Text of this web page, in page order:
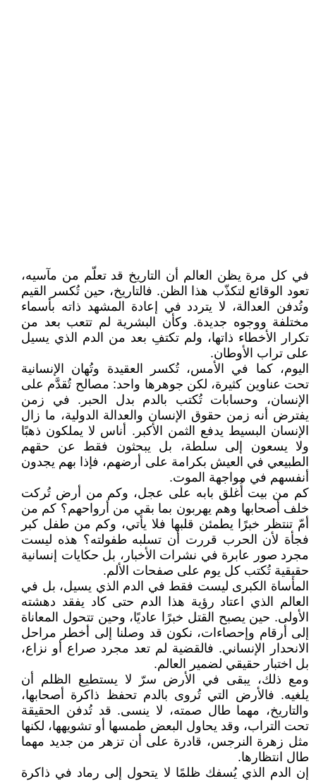
في كل مرة يظن العالم أن التاريخ قد تعلّم من مآسيه،
تعود الوقائع لتكذّب هذا الظن. فالتاريخ، حين تُكسر القيم
وتُدفن العدالة، لا يتردد في إعادة المشهد ذاته بأسماء
مختلفة ووجوه جديدة. وكأن البشرية لم تتعب بعد من
تكرار الأخطاء ذاتها، ولم تكتفِ بعد من الدم الذي يسيل
على تراب الأوطان.
اليوم، كما في الأمس، تُكسر العقيدة وتُهان الإنسانية
تحت عناوين كثيرة، لكن جوهرها واحد: مصالح تُقدَّم على
الإنسان، وحسابات تُكتب بالدم بدل الحبر. في زمن
يفترض أنه زمن حقوق الإنسان والعدالة الدولية، ما زال
الإنسان البسيط يدفع الثمن الأكبر. أناس لا يملكون ذهبًا
ولا يسعون إلى سلطة، بل يبحثون فقط عن حقهم
الطبيعي في العيش بكرامة على أرضهم، فإذا بهم يجدون
أنفسهم في مواجهة الموت.
كم من بيت أُغلق بابه على عجل، وكم من أرض تُركت
خلف أصحابها وهم يهربون بما بقي من أرواحهم؟ كم من
أمّ تنتظر خبرًا يطمئن قلبها فلا يأتي، وكم من طفل كبر
فجأة لأن الحرب قررت أن تسلبه طفولته؟ هذه ليست
مجرد صور عابرة في نشرات الأخبار، بل حكايات إنسانية
حقيقية تُكتب كل يوم على صفحات الألم.
المأساة الكبرى ليست فقط في الدم الذي يسيل، بل في
العالم الذي اعتاد رؤية هذا الدم حتى كاد يفقد دهشته
الأولى. حين يصبح القتل خبرًا عاديًا، وحين تتحول المعاناة
إلى أرقام وإحصاءات، نكون قد وصلنا إلى أخطر مراحل
الانحدار الإنساني. فالقضية لم تعد مجرد صراع أو نزاع،
بل اختبار حقيقي لضمير العالم.
ومع ذلك، يبقى في الأرض سرّ لا يستطيع الظلم أن
يلغيه. فالأرض التي تُروى بالدم تحفظ ذاكرة أصحابها،
والتاريخ، مهما طال صمته، لا ينسى. قد تُدفن الحقيقة
تحت التراب، وقد يحاول البعض طمسها أو تشويهها، لكنها
مثل زهرة النرجس، قادرة على أن تزهر من جديد مهما
طال انتظارها.
إن الدم الذي يُسفك ظلمًا لا يتحول إلى رماد في ذاكرة